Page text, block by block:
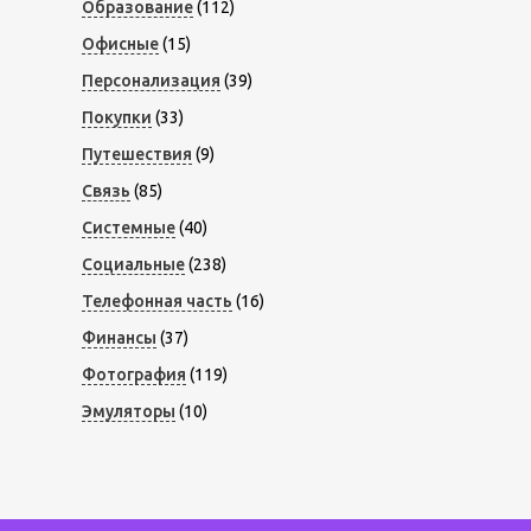
Образование(112)
Офисные(15)
Персонализация (39)
Покупки (33)
Путешествия (9)
Связь (85)
Системные(40)
Социальные(238)
Телефонная часть (16)
Финансы (37)
Фотография (119)
Эмуляторы (10)